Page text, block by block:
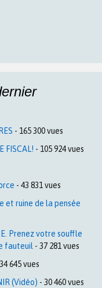
- 165 300 vues
FISCAL! - 105 924 vues
- 43 831 vues
et ruine de la pensée
Prenez votre souffle
fauteuil - 37 281 vues
645 vues
(Vidéo) - 30 460 vues